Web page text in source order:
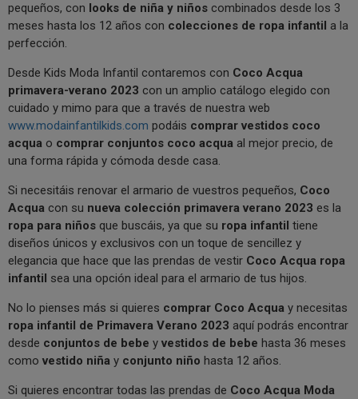
pequeños, con looks de niña y niños combinados desde los 3
meses hasta los 12 años con colecciones de ropa infantil a la
perfección.
Desde Kids Moda Infantil contaremos con Coco Acqua
primavera-verano 2023 con un amplio catálogo elegido con
cuidado y mimo para que a través de nuestra web
www.modainfantilkids.com podáis comprar vestidos coco
acqua o comprar conjuntos coco acqua al mejor precio, de
una forma rápida y cómoda desde casa.
Si necesitáis renovar el armario de vuestros pequeños, Coco
Acqua con su nueva colección primavera verano 2023 es la
ropa para niños que buscáis, ya que su ropa infantil tiene
diseños únicos y exclusivos con un toque de sencillez y
elegancia que hace que las prendas de vestir Coco Acqua ropa
infantil sea una opción ideal para el armario de tus hijos.
No lo pienses más si quieres comprar Coco Acqua y necesitas
ropa infantil de Primavera Verano 2023 aquí podrás encontrar
desde conjuntos de bebe y vestidos de bebe hasta 36 meses
como vestido niña y conjunto niño hasta 12 años.
Si quieres encontrar todas las prendas de Coco Acqua Moda